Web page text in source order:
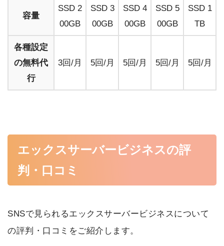
容量
SSD 2
00GB
SSD 3
00GB
SSD 4
00GB
SSD 5
00GB
SSD 1
TB
各種設定
の無料代
行
3回/月 5回/月 5回/月 5回/月 5回/月
エックスサーバービジネスの評
判・口コミ
SNSで見られるエックスサーバービジネスについて
の評判・口コミをご紹介します。